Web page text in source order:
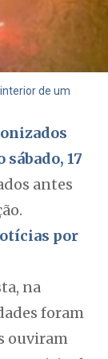
de um
17
antes
por
na
foram
ouviram